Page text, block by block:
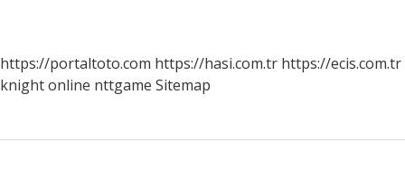
https://portaltoto.com https://hasi.com.tr https://ecis.com.tr
knight online nttgame Sitemap